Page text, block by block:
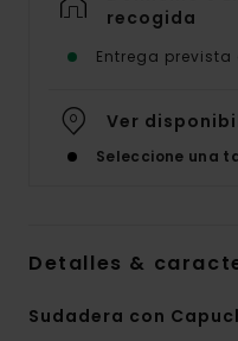
recogida
Entrega
Ver
Seleccione una
Detalles &
Sudadera con